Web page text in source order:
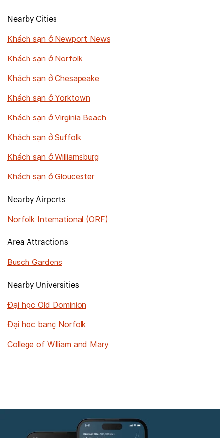
Nearby Cities
Khách sạn ở Newport News
Khách sạn ở Norfolk
Khách sạn ở Chesapeake
Khách sạn ở Yorktown
Khách sạn ở Virginia Beach
Khách sạn ở Suffolk
Khách sạn ở Williamsburg
Khách sạn ở Gloucester
Nearby Airports
Norfolk International (ORF)
Area Attractions
Busch Gardens
Nearby Universities
Đại học Old Dominion
Đại học bang Norfolk
College of William and Mary